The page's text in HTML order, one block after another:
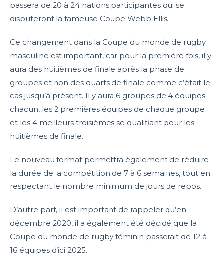
passera de 20 à 24 nations participantes qui se
disputeront la fameuse Coupe Webb Ellis.
Ce changement dans la Coupe du monde de rugby
masculine est important, car pour la première fois, il y
aura des huitièmes de finale après la phase de
groupes et non des quarts de finale comme c’était le
cas jusqu’à présent. Il y aura 6 groupes de 4 équipes
chacun, les 2 premières équipes de chaque groupe
et les 4 meilleurs troisièmes se qualifiant pour les
huitièmes de finale.
Le nouveau format permettra également de réduire
la durée de la compétition de 7 à 6 semaines, tout en
respectant le nombre minimum de jours de repos.
D’autre part, il est important de rappeler qu’en
décembre 2020, il a également été décidé que la
Coupe du monde de rugby féminin passerait de 12 à
16 équipes d’ici 2025.